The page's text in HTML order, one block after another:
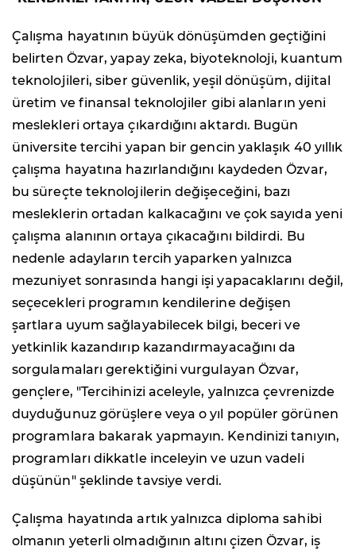
Çalışma hayatının büyük dönüşümden geçtiğini
belirten Özvar, yapay zeka, biyoteknoloji, kuantum
teknolojileri, siber güvenlik, yeşil dönüşüm, dijital
üretim ve finansal teknolojiler gibi alanların yeni
meslekleri ortaya çıkardığını aktardı. Bugün
üniversite tercihi yapan bir gencin yaklaşık 40 yıllık
çalışma hayatına hazırlandığını kaydeden Özvar,
bu süreçte teknolojilerin değişeceğini, bazı
mesleklerin ortadan kalkacağını ve çok sayıda yeni
çalışma alanının ortaya çıkacağını bildirdi. Bu
nedenle adayların tercih yaparken yalnızca
mezuniyet sonrasında hangi işi yapacaklarını değil,
seçecekleri programın kendilerine değişen
şartlara uyum sağlayabilecek bilgi, beceri ve
yetkinlik kazandırıp kazandırmayacağını da
sorgulamaları gerektiğini vurgulayan Özvar,
gençlere, "Tercihinizi aceleyle, yalnızca çevrenizde
duyduğunuz görüşlere veya o yıl popüler görünen
programlara bakarak yapmayın. Kendinizi tanıyın,
programları dikkatle inceleyin ve uzun vadeli
düşünün" şeklinde tavsiye verdi.
Çalışma hayatında artık yalnızca diploma sahibi
olmanın yeterli olmadığının altını çizen Özvar, iş